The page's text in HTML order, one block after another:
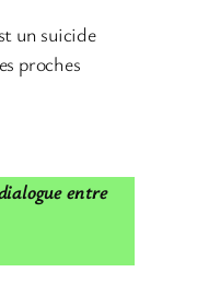
un suicide
proches
entre